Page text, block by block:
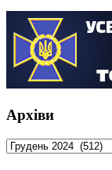
Архіви
Архіви